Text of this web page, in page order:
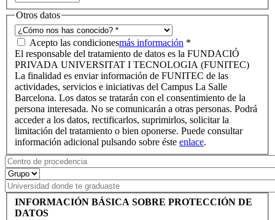
Otros datos
Acepto las condicionesmás información *
El responsable del tratamiento de datos es la FUNDACIÓ
PRIVADA UNIVERSITAT I TECNOLOGIA (FUNITEC)
La finalidad es enviar información de FUNITEC de las
actividades, servicios e iniciativas del Campus La Salle
Barcelona. Los datos se tratarán con el consentimiento de la
persona interesada. No se comunicarán a otras personas. Podrá
acceder a los datos, rectificarlos, suprimirlos, solicitar la
limitación del tratamiento o bien oponerse. Puede consultar
información adicional pulsando sobre éste enlace.
INFORMACIÓN BÁSICA SOBRE PROTECCIÓN DE
DATOS